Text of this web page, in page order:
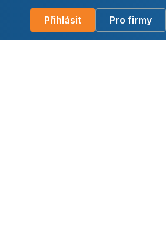
Přihlásit Pro firmy